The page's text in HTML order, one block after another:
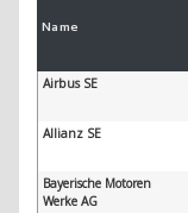
Name
Airbus SE
Allianz SE
Bayerische Motoren
Werke AG